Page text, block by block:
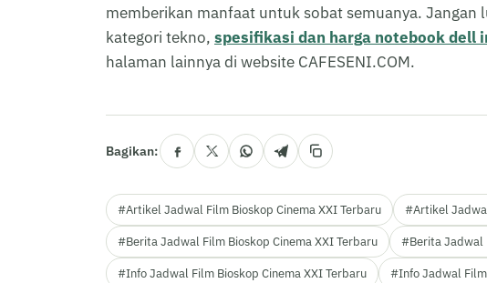
memberikan manfaat untuk sobat semuanya. Jangan
kategori tekno, spesifikasi dan harga notebook dell
halaman lainnya di website CAFESENI.COM.
Bagikan:
#Artikel Jadwal Film Bioskop Cinema XXI Terbaru #Artikel
#Berita Jadwal Film Bioskop Cinema XXI Terbaru #Berita Jadwal
#Info Jadwal Film Bioskop Cinema XXI Terbaru #Info Jadwal Film